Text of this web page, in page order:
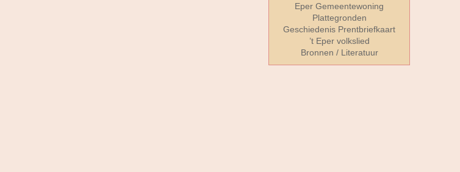
Eper Gemeentewoning
Plattegronden
Geschiedenis Prentbriefkaart
’t Eper volkslied
Bronnen / Literatuur